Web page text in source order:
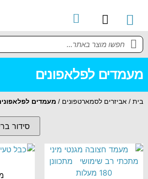
מעמדים לפלאפונים
בית / אביזרים לסמארטפונים / מעמדים